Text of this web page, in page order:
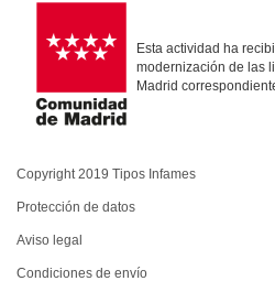
Esta actividad ha
modernización de las
Madrid
Copyright 2019 Tipos Infames
Protección de datos
Aviso legal
Condiciones de envío